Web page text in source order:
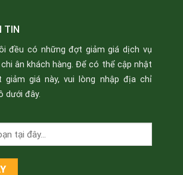
TIN
đều có những đợt giảm giá dịch vụ
ân khách hàng. Để có thể cập nhật
giảm giá này, vui lòng nhập địa chỉ
dưới đây.